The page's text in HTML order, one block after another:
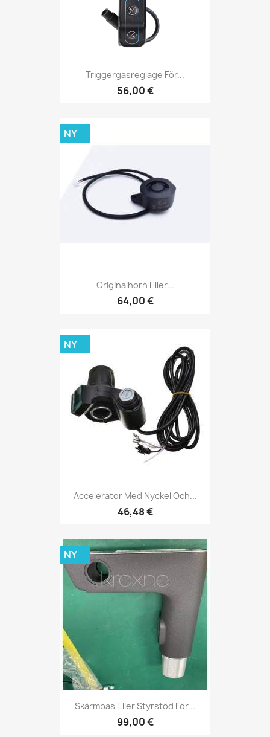
Triggergasreglage För...
56,00 €
Originalhorn Eller...
64,00 €
NY
Accelerator Med Nyckel Och...
46,48 €
NY
Skärmbas Eller Styrstöd För...
99,00 €
NY